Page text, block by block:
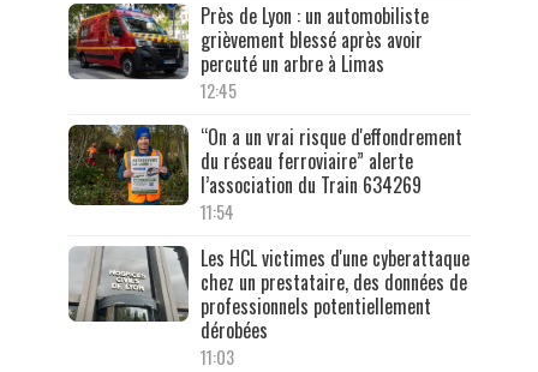
Près de Lyon : un automobiliste
grièvement blessé après avoir
percuté un arbre à Limas
12:45
“On a un vrai risque d'effondrement
du réseau ferroviaire” alerte
l’association du Train 634269
11:54
Les HCL victimes d'une cyberattaque
chez un prestataire, des données de
professionnels potentiellement
dérobées
11:03